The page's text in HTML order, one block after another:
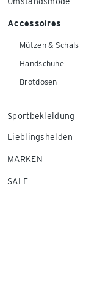
Accessoires
Mützen & Schals
Handschuhe
Brotdosen
Sportbekleidung
Lieblingshelden
MARKEN
SALE